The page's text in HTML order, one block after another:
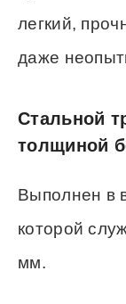
легкий,
даже
Стальной
толщиной
Выполнен в
которой
мм.